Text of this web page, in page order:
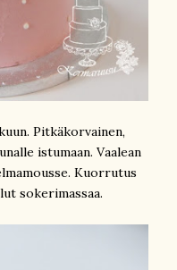
Pitkäkorvainen,
istumaan. Vaalean
Kuorrutus
sokerimassaa.